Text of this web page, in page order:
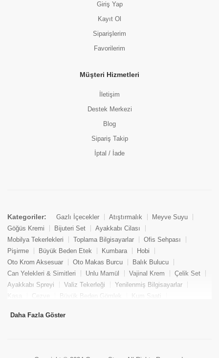
Giriş Yap
Kayıt Ol
Siparişlerim
Favorilerim
Müşteri Hizmetleri
İletişim
Destek Merkezi
Blog
Sipariş Takip
İptal / İade
Kategoriler: Gazlı İçecekler Atıştırmalık
Meyve Suyu
Göğüs Kremi
Bijuteri Set
Ayakkabı Cilası
Mobilya Tekerlekleri
Toplama Bilgisayarlar
Ofis Sehpası
Pişirme
Büyük Beden Etek Kumbara
Hobi
Oto Krom Aksesuar
Oto Makas Burcu
Balık Bulucu
Can Yelekleri & Simitleri
Unlu Mamül Vajinal Krem
Çelik Set
Ayakkabı Spreyi
Valiz Tekerleği
Yenilenmiş Bilgisayarlar
Kasa
Cezve Büyük Beden Gömlek
Kum Saati
Tekne Bağlama & Demirleme
Daha Fazla Göster